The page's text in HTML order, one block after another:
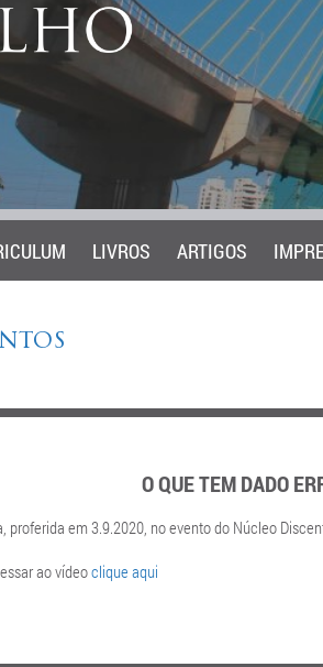
LIVROS ARTIGOS
O QUE TEM DADO
proferida em 3.9.2020, no evento do Núcleo
ao vídeoclique aqui